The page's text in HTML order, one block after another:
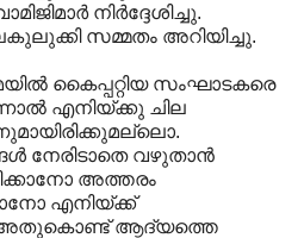
നിര്‍ദ്ദേശിച്ചു.
സമ്മതം അറിയിച്ചു.
കൈപ്പറ്റിയ സംഘാടകരെ
എനിയ്ക്കു ചില
നേരിടാതെ വഴുതാന്‍
അത്തരം
എനിയ്ക്ക്
അതുകൊണ്ട് ആദ്യത്തെ